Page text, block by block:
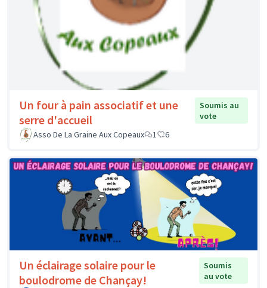
Un four à pain associatif et une
serre d'accueil
Soumis au
vote
Asso De La Graine Aux Copeaux
1 6
Un éclairage solaire pour le
boulodrome de Chançay!
Soumis
au vote